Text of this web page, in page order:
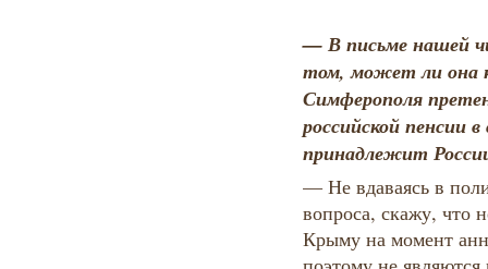
— В письме нашей
том, может ли она
Симферополя
российской пенсии
принадлежит
— Не вдаваясь в
вопроса, скажу, что
Крыму на момент